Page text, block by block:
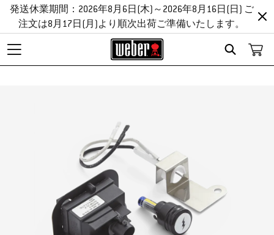
Search
発送休業期間：2026年8月6日(木)～2026年8月16日(日) ご
注文は8月17日(月)より順次出荷ご準備いたします。